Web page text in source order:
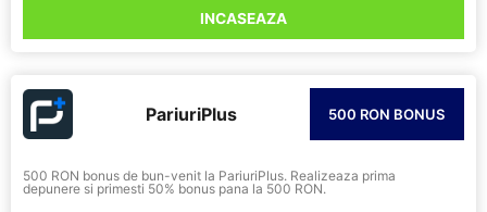
INCASEAZA
PariuriPlus 500 RON BONUS
500 RON bonus de bun-venit la PariuriPlus. Realizeaza prima
depunere si primesti 50% bonus pana la 500 RON.